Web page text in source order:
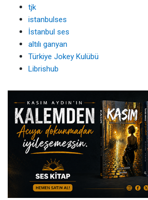
tjk
istanbulses
İstanbul ses
altılı ganyan
Türkiye Jokey Kulübü
Librishub